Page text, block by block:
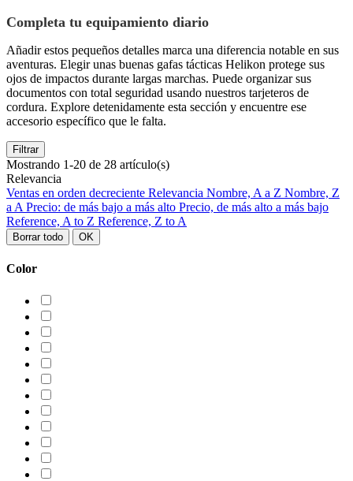
Completa tu equipamiento diario
Añadir estos pequeños detalles marca una diferencia notable en sus
aventuras. Elegir unas buenas gafas tácticas Helikon protege sus
ojos de impactos durante largas marchas. Puede organizar sus
documentos con total seguridad usando nuestros tarjeteros de
cordura. Explore detenidamente esta sección y encuentre ese
accesorio específico que le falta.
Filtrar
Mostrando 1-20 de 28 artículo(s)
Relevancia
Ventas en orden decreciente Relevancia Nombre, A a Z Nombre, Z
a A Precio: de más bajo a más alto Precio, de más alto a más bajo
Reference, A to Z Reference, Z to A
Borrar todo OK
Color